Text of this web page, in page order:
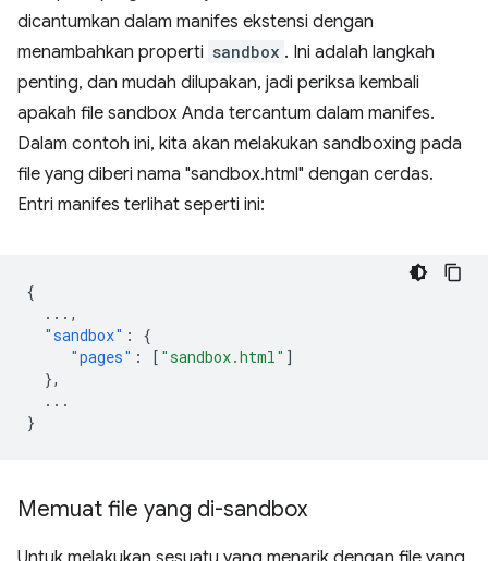
dicantumkan dalam manifes ekstensi dengan
menambahkan properti sandbox . Ini adalah langkah
penting, dan mudah dilupakan, jadi periksa kembali
apakah file sandbox Anda tercantum dalam manifes.
Dalam contoh ini, kita akan melakukan sandboxing pada
file yang diberi nama "sandbox.html" dengan cerdas.
Entri manifes terlihat seperti ini:
{
... ,
"sandbox" :
{
"pages" : [ "sandbox.html" ]
},
...
}
Memuat file yang di-sandbox